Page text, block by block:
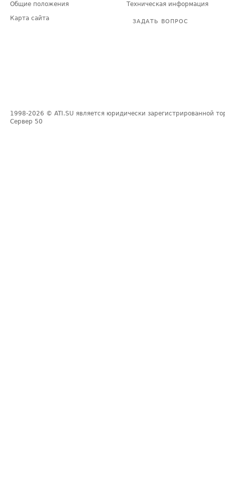
Общие положения
Карта сайта
Техническая информация
ЗАДАТЬ ВОПРОС
1998-2026 © ATI.SU является юридически зарегистрированной
Сервер 50